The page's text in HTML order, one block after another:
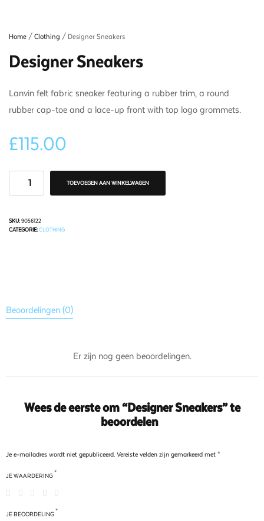
Home / Clothing / Designer Sneakers
Designer Sneakers
Lanvin felt fabric sneaker featuring a rubber trim, a round
rubber cap-toe and a lace-up front with top logo grommets.
£115.00
TOEVOEGEN AAN WINKELWAGEN
SKU:9056122
CATEGORIE:CLOTHING
Beoordelingen (0)
Er zijn nog geen beoordelingen.
Wees de eerste om “Designer Sneakers” te
beoordelen
Je e-mailadres wordt niet gepubliceerd. Vereiste velden zijn gemarkeerd met *
JE WAARDERING*
JE BEOORDELING*